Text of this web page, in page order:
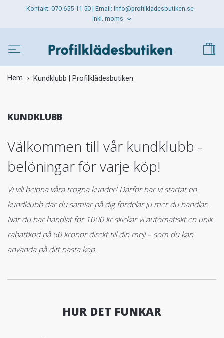
Kontakt: 070-655 11 50 | Email: info@profilkladesbutiken.se
Inkl. moms
Hem Kundklubb | Profilklädesbutiken
KUNDKLUBB
Välkommen till vår kundklubb -
belöningar för varje köp!
Vi vill belöna våra trogna kunder! Därför har vi startat en
kundklubb där du samlar på dig fördelar ju mer du handlar.
När du har handlat för 1000 kr skickar vi automatiskt en unik
rabattkod på 50 kronor direkt till din mejl – som du kan
använda på ditt nästa köp.
HUR DET FUNKAR